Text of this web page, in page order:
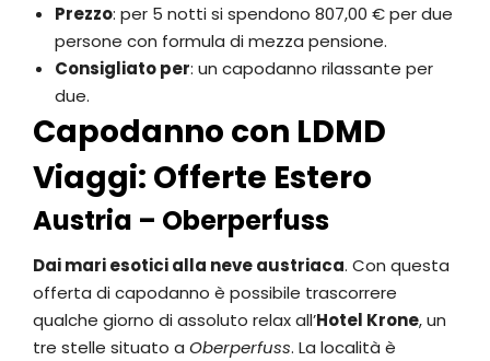
Prezzo: per 5 notti si spendono 807,00 € per due
persone con formula di mezza pensione.
Consigliato per: un capodanno rilassante per
due.
Capodanno con LDMD
Viaggi: Offerte Estero
Austria – Oberperfuss
Dai mari esotici alla neve austriaca. Con questa
offerta di capodanno è possibile trascorrere
qualche giorno di assoluto relax all’Hotel Krone, un
tre stelle situato a Oberperfuss. La località è